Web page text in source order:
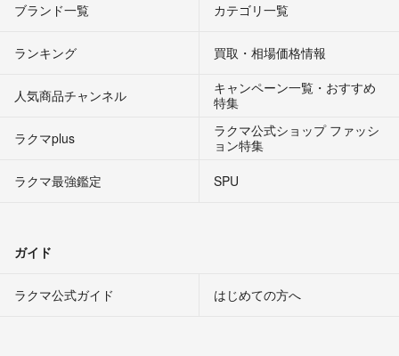
ブランド一覧 カテゴリ一覧
ランキング 買取・相場価格情報
人気商品チャンネル
キャンペーン一覧・おすすめ
特集
ラクマplus
ラクマ公式ショップ ファッシ
ョン特集
ラクマ最強鑑定
SPU
ガイド
ラクマ公式ガイド はじめての方へ